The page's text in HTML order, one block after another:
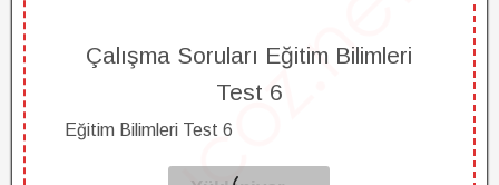
Çalışma Soruları Eğitim Bilimleri
Test 6
Eğitim Bilimleri Test 6